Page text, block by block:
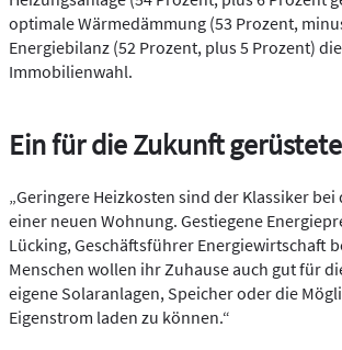
optimale Wärmedämmung (53 Prozent,
Energiebilanz (52 Prozent, plus 5 Prozent)
Immobilienwahl.
Ein für die Zukunft
„Geringere Heizkosten sind der Klassiker
einer neuen Wohnung. Gestiegene
Lücking, Geschäftsführer Energiewirtschaft
Menschen wollen ihr Zuhause auch gut für
eigene Solaranlagen, Speicher oder die
Eigenstrom laden zu können.“